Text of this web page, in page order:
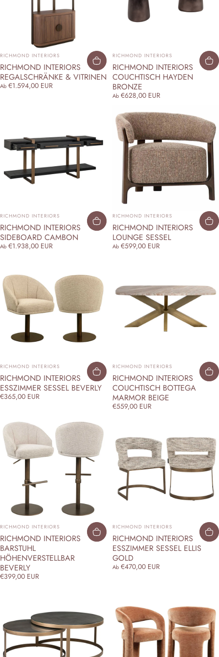
ANBIETER:
RICHMOND INTERIORS
RICHMOND INTERIORS
REGALSCHRÄNKE & VITRINEN
Ab €1.594,00 EUR
ANBIETER:
RICHMOND INTERIORS
RICHMOND INTERIORS
COUCHTISCH HAYDEN
BRONZE
Ab €628,00 EUR
ANBIETER:
RICHMOND INTERIORS
RICHMOND INTERIORS
SIDEBOARD CAMBON
Ab €1.938,00 EUR
ANBIETER:
RICHMOND INTERIORS
RICHMOND INTERIORS
LOUNGE SESSEL
Ab €599,00 EUR
ANBIETER:
RICHMOND INTERIORS
RICHMOND INTERIORS
ESSZIMMER SESSEL BEVERLY
€365,00 EUR
ANBIETER:
RICHMOND INTERIORS
RICHMOND INTERIORS
COUCHTISCH BOTTEGA
MARMOR BEIGE
€559,00 EUR
ANBIETER:
RICHMOND INTERIORS
RICHMOND INTERIORS
BARSTUHL
HÖHENVERSTELLBAR
BEVERLY
€399,00 EUR
ANBIETER:
RICHMOND INTERIORS
RICHMOND INTERIORS
ESSZIMMER SESSEL ELLIS
GOLD
Ab €470,00 EUR